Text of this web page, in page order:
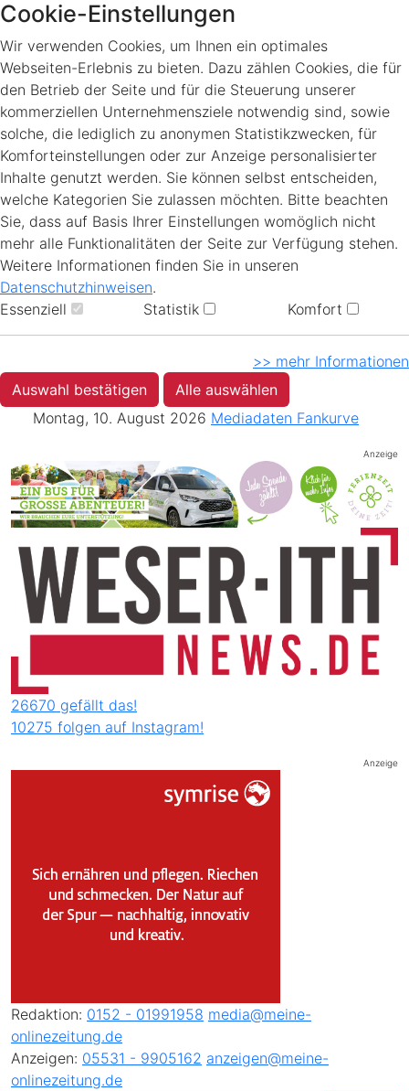
Cookie-Einstellungen
Wir verwenden Cookies, um Ihnen ein optimales
Webseiten-Erlebnis zu bieten. Dazu zählen Cookies, die für
den Betrieb der Seite und für die Steuerung unserer
kommerziellen Unternehmensziele notwendig sind, sowie
solche, die lediglich zu anonymen Statistikzwecken, für
Komforteinstellungen oder zur Anzeige personalisierter
Inhalte genutzt werden. Sie können selbst entscheiden,
welche Kategorien Sie zulassen möchten. Bitte beachten
Sie, dass auf Basis Ihrer Einstellungen womöglich nicht
mehr alle Funktionalitäten der Seite zur Verfügung stehen.
Weitere Informationen finden Sie in unseren
Datenschutzhinweisen.
Essenziell
Statistik Komfort
>> mehr Informationen
Auswahl bestätigen
Alle auswählen
Montag, 10. August 2026 Mediadaten Fankurve
Anzeige
26670 gefällt das!
10275 folgen auf Instagram!
Anzeige
Redaktion: 0152 - 01991958 media@meine-
onlinezeitung.de
Anzeigen: 05531 - 9905162 anzeigen@meine-
onlinezeitung.de